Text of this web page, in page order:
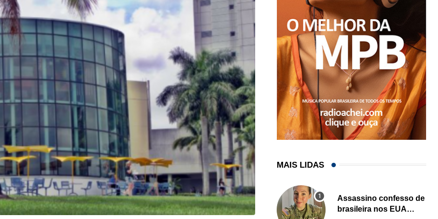
MAIS LIDAS
Assassino confesso de
brasileira nos EUA